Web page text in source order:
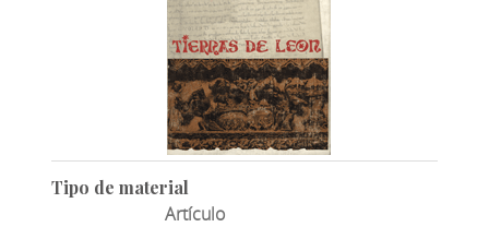
Tipo de material
Artículo